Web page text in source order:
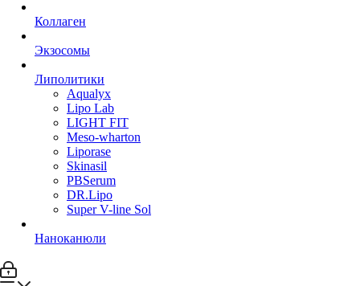
Коллаген
Экзосомы
Липолитики
Aqualyx
Lipo Lab
LIGHT FIT
Meso-wharton
Liporase
Skinasil
PBSerum
DR.Lipo
Super V-line Sol
Наноканюли